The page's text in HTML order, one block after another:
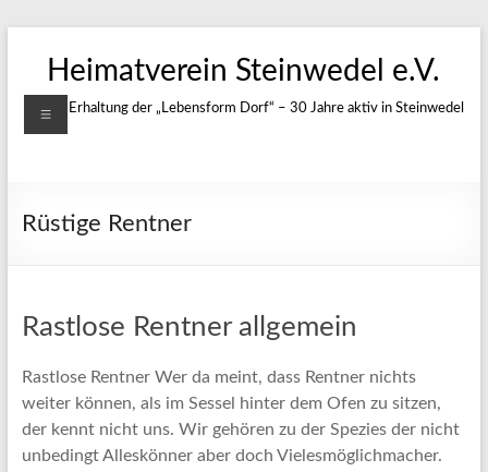
Inhalt
springenHeimatverein Steinwedel e.V.
Für die Erhaltung der „Lebensform Dorf“ – 30 Jahre aktiv in Steinwedel
Menü
Rüstige Rentner
Rastlose Rentner allgemein
Rastlose Rentner Wer da meint, dass Rentner nichts
weiter können, als im Sessel hinter dem Ofen zu sitzen,
der kennt nicht uns. Wir gehören zu der Spezies der nicht
unbedingt Alleskönner aber doch Vielesmöglichmacher.